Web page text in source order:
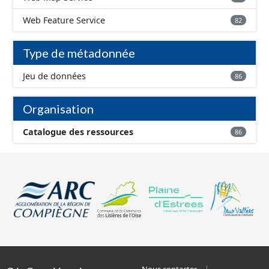
Web Feature Service 82
Type de métadonnée
Jeu de données 86
Organisation
Catalogue des ressources 86